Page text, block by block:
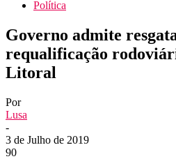
Política
Governo admite
requalificação
Litoral
Por
Lusa
-
3 de Julho de 2019
90